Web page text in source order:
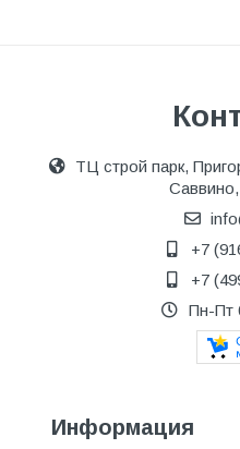
ТЦ строй парк,
+7
+7
Пн-Пт
Информация